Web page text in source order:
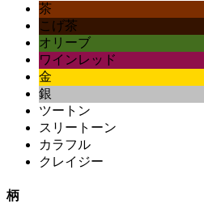
茶
こげ茶
オリーブ
ワインレッド
金
銀
ツートン
スリートーン
カラフル
クレイジー
柄